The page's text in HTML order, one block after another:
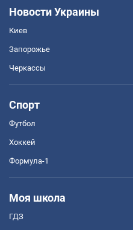
Новости Украины
Киев
Запорожье
Черкассы
Спорт
Футбол
Хоккей
Формула-1
Моя школа
ГДЗ